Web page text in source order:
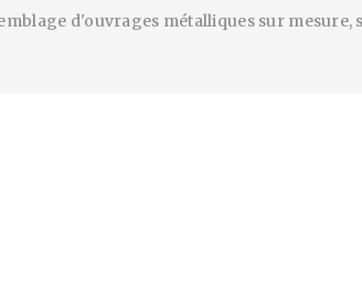
d'ouvrages métalliques sur